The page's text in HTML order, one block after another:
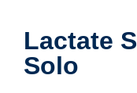
Lactate
Solo